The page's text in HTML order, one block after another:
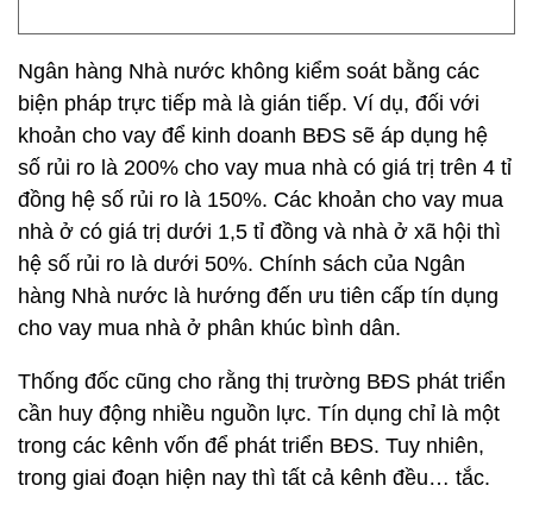
Ngân hàng Nhà nước không kiểm soát bằng các
biện pháp trực tiếp mà là gián tiếp. Ví dụ, đối với
khoản cho vay để kinh doanh BĐS sẽ áp dụng hệ
số rủi ro là 200% cho vay mua nhà có giá trị trên 4 tỉ
đồng hệ số rủi ro là 150%. Các khoản cho vay mua
nhà ở có giá trị dưới 1,5 tỉ đồng và nhà ở xã hội thì
hệ số rủi ro là dưới 50%. Chính sách của Ngân
hàng Nhà nước là hướng đến ưu tiên cấp tín dụng
cho vay mua nhà ở phân khúc bình dân.
Thống đốc cũng cho rằng thị trường BĐS phát triển
cần huy động nhiều nguồn lực. Tín dụng chỉ là một
trong các kênh vốn để phát triển BĐS. Tuy nhiên,
trong giai đoạn hiện nay thì tất cả kênh đều… tắc.